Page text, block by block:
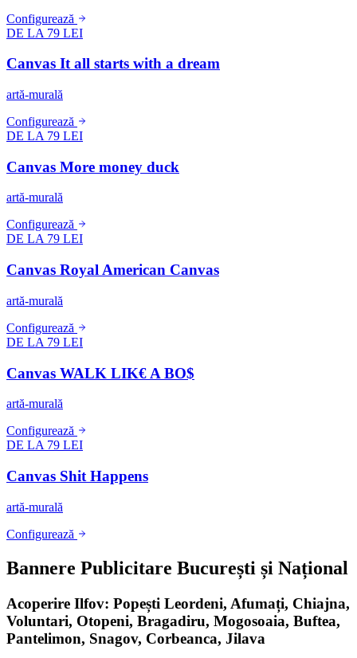
Configurează
DE LA 79 LEI
Canvas It all starts with a dream
artă-murală
Configurează
DE LA 79 LEI
Canvas More money duck
artă-murală
Configurează
DE LA 79 LEI
Canvas Royal American Canvas
artă-murală
Configurează
DE LA 79 LEI
Canvas WALK LIK€ A BO$
artă-murală
Configurează
DE LA 79 LEI
Canvas Shit Happens
artă-murală
Configurează
Bannere Publicitare București și Național
Acoperire Ilfov: Popești Leordeni, Afumați, Chiajna,
Voluntari, Otopeni, Bragadiru, Mogosoaia, Buftea,
Pantelimon, Snagov, Corbeanca, Jilava